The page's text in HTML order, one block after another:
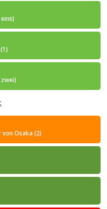
zwei)
von Osaka (2)